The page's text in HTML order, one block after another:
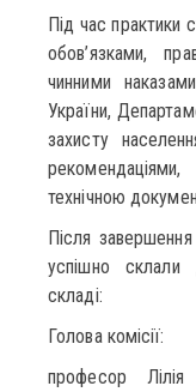
Під час практики
обов’язками,
чинними
України,
захисту
технічною
Після
успішно склали
складі:
Голова комісії:
професор